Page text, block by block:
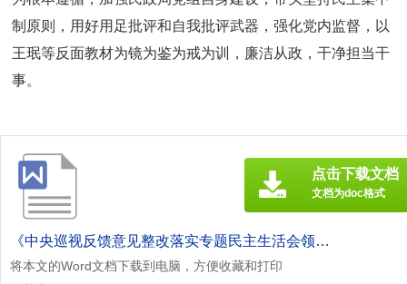
制原则，用好用足批评和自我批评武器，强化党内监督，以
王珉等反面教材为镜为鉴为戒为训，廉洁从政，干净担当干
事。
《中央巡视反馈意见整改落实专题民主生活会领导班子对照检查材料[此文共3014字].doc》
将本文的Word文档下载到电脑，方便收藏和打印
点击下载文档
文档为doc格式